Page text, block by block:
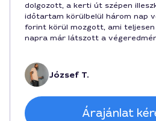
dolgozott, a kerti út szépen
időtartam körülbelül három nap
forint körül mozgott, ami
napra már látszott a
József T.
Árajánlat